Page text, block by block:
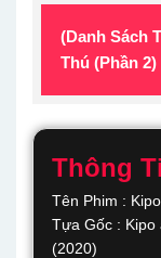
(Danh Sách
Thú (Phần 2)
Thông
Tên Phim :
Tựa Gốc : Kipo
(2020)